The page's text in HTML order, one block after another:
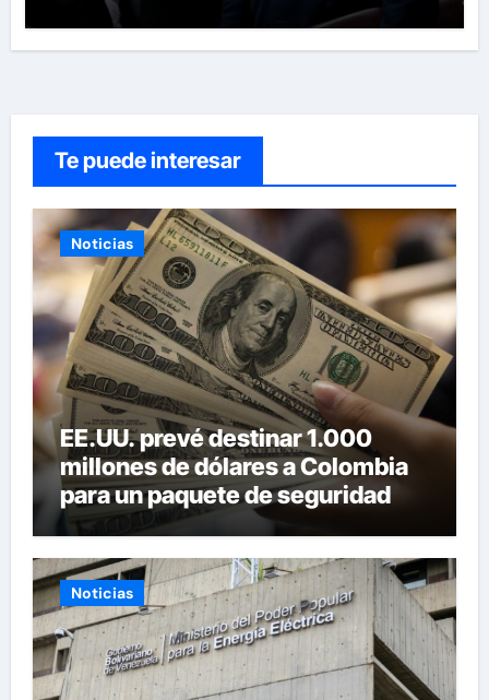
Te puede interesar
Noticias
EE.UU. prevé destinar 1.000
millones de dólares a Colombia
para un paquete de seguridad
Noticias